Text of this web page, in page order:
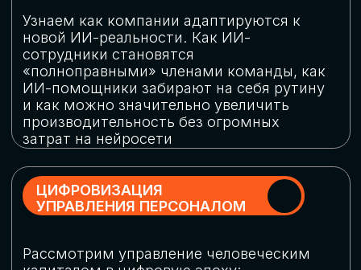
огромную статью затрат
ОБЛАЧНЫЕ ТЕХНОЛОГИИ
Подискутируем, какие облачные решения
существуют на рынке и почему
использование мультиоблачных моделей
не только снижает затраты, но и
«пересборки» бизнес-моделей